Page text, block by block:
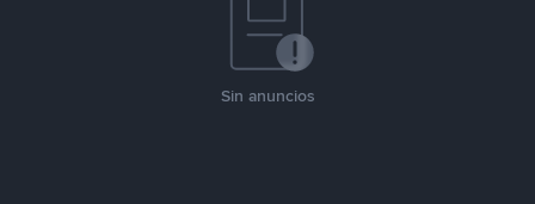
Sin anuncios